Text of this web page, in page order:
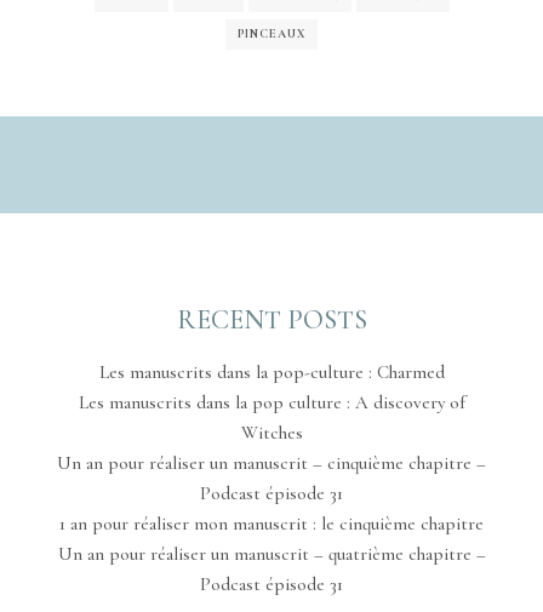
PINCEAUX
RECENT POSTS
Les manuscrits dans la pop-culture : Charmed
Les manuscrits dans la pop culture : A discovery of
Witches
Un an pour réaliser un manuscrit – cinquième chapitre –
Podcast épisode 31
1 an pour réaliser mon manuscrit : le cinquième chapitre
Un an pour réaliser un manuscrit – quatrième chapitre –
Podcast épisode 31